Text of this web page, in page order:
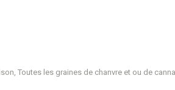
, Toutes les graines de chanvre et ou de